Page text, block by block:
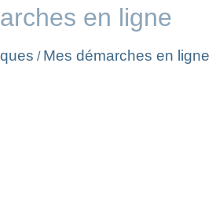
en ligne
/ Mes démarches en ligne